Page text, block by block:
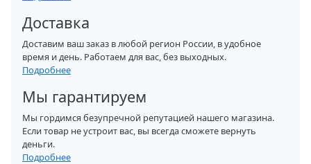
Доставка
Доставим ваш заказ в любой регион России, в удобное
время и день. Работаем для вас, без выходных.
Подробнее
Мы гарантируем
Мы гордимся безупречной репутацией нашего магазина.
Если товар не устроит вас, вы всегда сможете вернуть
деньги.
Подробнее